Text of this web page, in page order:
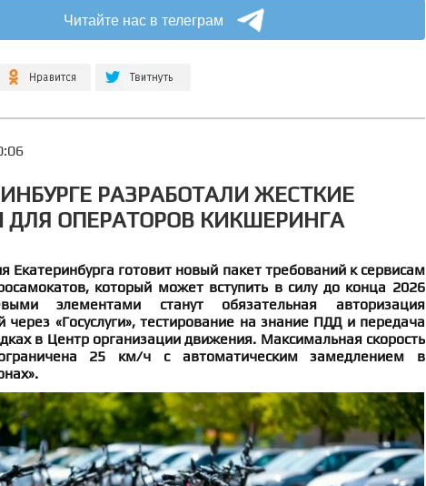
Читайте нас в телеграм
РАЗРАБОТАЛИ ЖЕСТКИЕ
ДЛЯ ОПЕРАТОРОВ КИКШЕРИНГА
Екатеринбурга готовит новый пакет требований к сервисам
который может вступить в силу до конца 2026
элементами станут обязательная авторизация
через «Госуслуги», тестирование на знание ПДД и передача
в Центр организации движения. Максимальная скорость
25 км/ч с автоматическим замедлением в